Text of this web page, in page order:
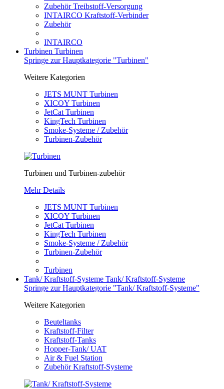
Zubehör Treibstoff-Versorgung
INTAIRCO Kraftstoff-Verbinder
Zubehör
INTAIRCO
Turbinen Turbinen
Springe zur Hauptkategorie "Turbinen"
Weitere Kategorien
JETS MUNT Turbinen
XICOY Turbinen
JetCat Turbinen
KingTech Turbinen
Smoke-Systeme / Zubehör
Turbinen-Zubehör
Turbinen und Turbinen-zubehör
Mehr Details
JETS MUNT Turbinen
XICOY Turbinen
JetCat Turbinen
KingTech Turbinen
Smoke-Systeme / Zubehör
Turbinen-Zubehör
Turbinen
Tank/ Kraftstoff-Systeme Tank/ Kraftstoff-Systeme
Springe zur Hauptkategorie "Tank/ Kraftstoff-Systeme"
Weitere Kategorien
Beuteltanks
Kraftstoff-Filter
Kraftstoff-Tanks
Hopper-Tank/ UAT
Air & Fuel Station
Zubehör Kraftstoff-Systeme